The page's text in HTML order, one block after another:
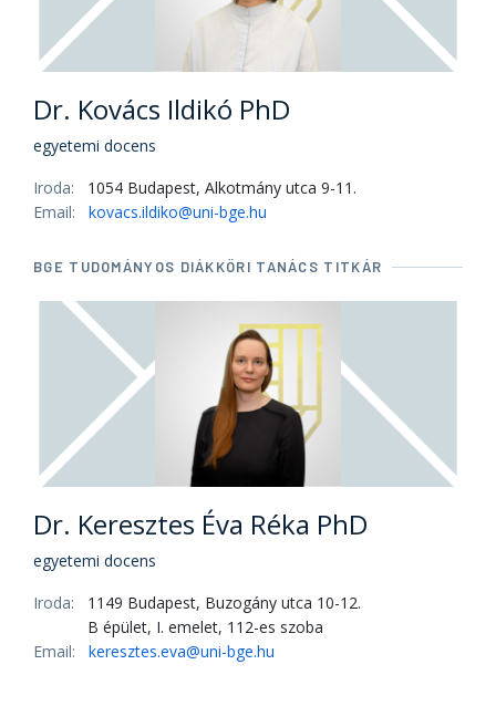
Dr. Kovács Ildikó PhD
egyetemi docens
Iroda:
1054 Budapest, Alkotmány utca 9-11.
Email:
kovacs.ildiko@uni-bge.hu
BGE TUDOMÁNYOS DIÁKKÖRI TANÁCS TITKÁR
Dr. Keresztes Éva Réka PhD
egyetemi docens
Iroda:
1149 Budapest, Buzogány utca 10-12.
B épület, I. emelet, 112-es szoba
Email:
keresztes.eva@uni-bge.hu